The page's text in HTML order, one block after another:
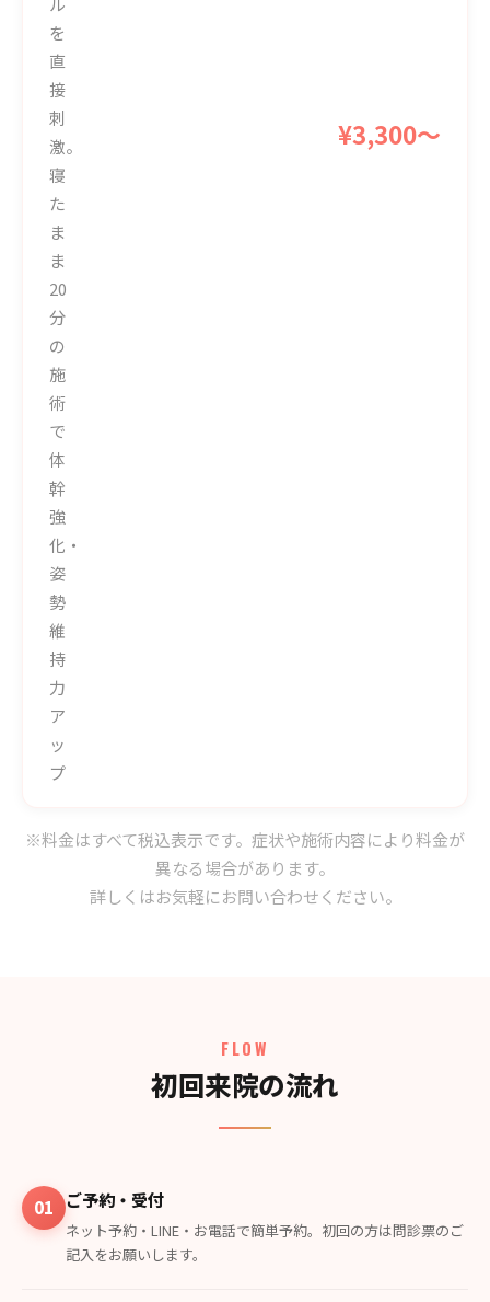
を
直
接
刺
激。
寝
た
ま
ま
20
分
の
施
術
で
体
幹
強
化・
姿
勢
維
持
力
ア
ッ
プ
¥3,300〜
※料金はすべて税込表示です。症状や施術内容により料金が
異なる場合があります。
詳しくはお気軽にお問い合わせください。
FLOW
初回来院の流れ
01 ご予約・受付
ネット予約・LINE・お電話で簡単予約。初回の方は問診票のご
記入をお願いします。